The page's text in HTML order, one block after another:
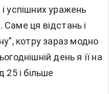
успішних уражень
ця відстань і
котру зараз модно
день я її на
25 і більше